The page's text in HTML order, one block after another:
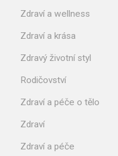
Zdraví a wellness
Zdraví a krása
Zdravý životní styl
Rodičovství
Zdraví a péče o tělo
Zdraví
Zdraví a péče